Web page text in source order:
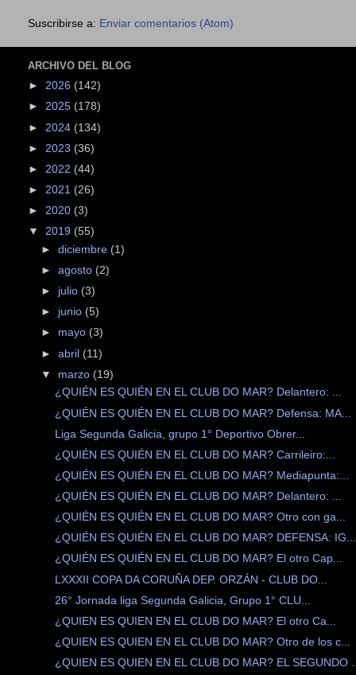
Suscribirse a: Enviar comentarios (Atom)
ARCHIVO DEL BLOG
► 2026 (142)
► 2025 (178)
► 2024 (134)
► 2023 (36)
► 2022 (44)
► 2021 (26)
► 2020 (3)
▼ 2019 (55)
►diciembre (1)
►agosto (2)
► julio (3)
► junio (5)
► mayo (3)
►abril (11)
▼ marzo (19)
¿QUIÉN ES QUIÉN EN EL CLUB DO MAR? Delantero: ...
¿QUIÉN ES QUIÉN EN EL CLUB DO MAR? Defensa: MA...
Liga Segunda Galicia, grupo 1° Deportivo Obrer...
¿QUIÉN ES QUIÉN EN EL CLUB DO MAR? Carrileiro:...
¿QUIÉN ES QUIÉN EN EL CLUB DO MAR? Mediapunta:...
¿QUIÉN ES QUIÉN EN EL CLUB DO MAR? Delantero: ...
¿QUIÉN ES QUIÉN EN EL CLUB DO MAR? Otro con ga...
¿QUIÉN ES QUIÉN EN EL CLUB DO MAR? DEFENSA: IG...
¿QUIÉN ES QUIÉN EN EL CLUB DO MAR? El otro Cap...
LXXXII COPA DA CORUÑA DEP. ORZÁN - CLUB DO...
26° Jornada liga Segunda Galicia, Grupo 1° CLU...
¿QUIEN ES QUIEN EN EL CLUB DO MAR? El otro Ca...
¿QUIEN ES QUIEN EN EL CLUB DO MAR? Otro de los c...
¿QUIEN ES QUIEN EN EL CLUB DO MAR? EL SEGUNDO